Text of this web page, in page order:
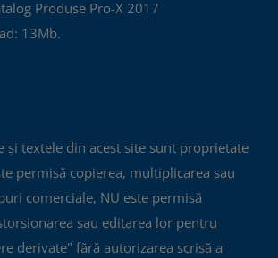
13Mb.
și textele din acest site sunt proprietate
permisă copierea, multiplicarea sau
comerciale, NU este permisă
sau editarea lor pentru
derivate" fără autorizarea scrisă a